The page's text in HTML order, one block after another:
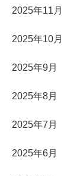
2025年11月
2025年10月
2025年9月
2025年8月
2025年7月
2025年6月